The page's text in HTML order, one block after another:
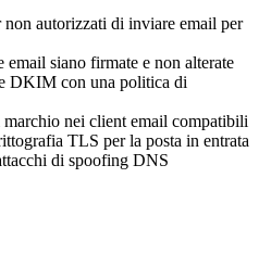
non autorizzati di inviare email per
email siano firmate e non alterate
DKIM con una politica di
nei client email compatibili
TLS per la posta in entrata
di spoofing DNS